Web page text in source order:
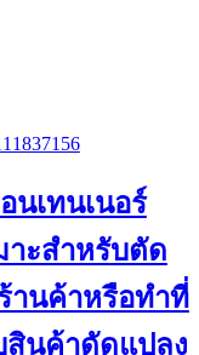
นเทนเนอร์
าะสำหรับตัด
านค้าหรือทำที่
สินค้าดัดแปลง